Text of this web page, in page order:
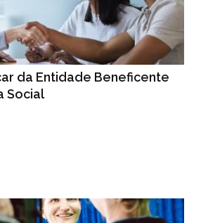
da Entidade Beneficente
Social